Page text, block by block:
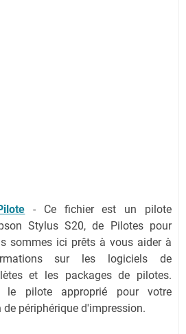
- Ce fichier est un pilote
Stylus S20, de Pilotes pour
sommes ici prêts à vous aider à
sur les logiciels de
et les packages de pilotes.
le pilote approprié pour votre
périphérique d'impression.